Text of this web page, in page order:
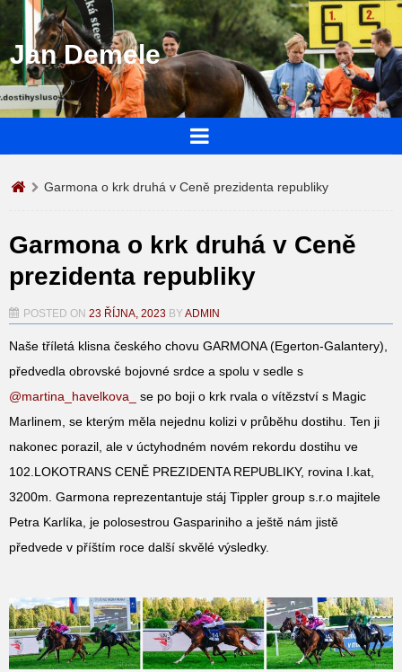
Jan Demele
Garmona o krk druhá v Ceně prezidenta republiky
Garmona o krk druhá v Ceně
prezidenta republiky
POSTED ON 23 ŘÍJNA, 2023 BYADMIN
Naše tříletá klisna českého chovu GARMONA (Egerton-Galantery),
předvedla obrovské bojovné srdce a spolu v sedle s
@martina_havelkova_
se po boji o krk rvala o vítězství s Magic
Marlinem, se kterým měla nejednu kolizi v průběhu dostihu. Ten ji
nakonec porazil, ale v úctyhodném novém rekordu dostihu ve
102.LOKOTRANS CENĚ PREZIDENTA REPUBLIKY, rovina I.kat,
3200m. Garmona reprezentantuje stáj Tippler group s.r.o majitele
Petra Karlíka, je polosestrou Gaspariniho a ještě nám jistě
předvede v příštím roce další skvělé výsledky.